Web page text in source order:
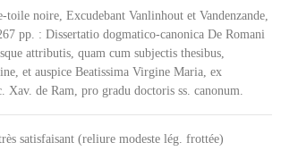
noire, Excudebant Vanlinhout et Vandenzande,
pp. : Dissertatio dogmatico-canonica De Romani
attributis, quam cum subjectis thesibus,
et auspice Beatissima Virgine Maria, ex
Xav. de Ram, pro gradu doctoris ss. canonum.
satisfaisant (reliure modeste lég. frottée)